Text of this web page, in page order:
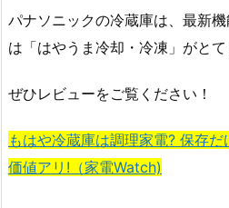
パナソニックの冷蔵庫は、最新
は「はやうま冷却・冷凍」がとて
ぜひレビューをご覧ください！
もはや冷蔵庫は調理家電? 保存だ
価値アリ!（家電Watch)